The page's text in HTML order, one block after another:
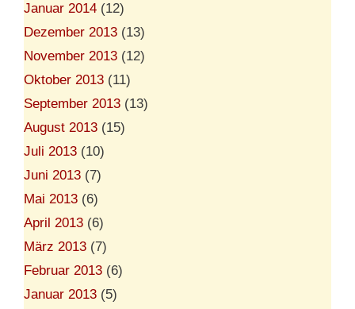
Januar 2014 (12)
Dezember 2013 (13)
November 2013 (12)
Oktober 2013 (11)
September 2013 (13)
August 2013 (15)
Juli 2013 (10)
Juni 2013 (7)
Mai 2013 (6)
April 2013 (6)
März 2013 (7)
Februar 2013 (6)
Januar 2013 (5)